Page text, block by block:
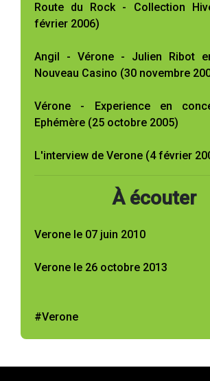
Route du Rock - Collection
février 2006)
Angil - Vérone - Julien Ribot
Nouveau Casino (30 novembre
Vérone - Experience en
Ephémère (25 octobre 2005)
L'interview de Verone (4 février
À écouter
Verone le 07 juin 2010
Verone le 26 octobre 2013
#Verone